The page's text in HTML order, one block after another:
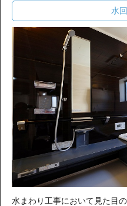
水
水まわり工事において見た目